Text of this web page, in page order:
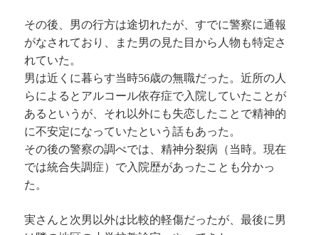
その後、男の行方は途切れたが、すでに警察に通報
がなされており、また男の見た目から人物も特定さ
れていた。
男は近くに暮らす当時56歳の無職だった。近所の人
らによるとアルコール依存症で入院していたことが
あるというが、それ以外にも失恋したことで精神的
に不安定になっていたという話もあった。
その後の警察の調べでは、精神分裂病（当時。現在
では統合失調症）で入院歴があったことも分かっ
た。
実さんと次男以外は比較的軽傷だったが、最後に男